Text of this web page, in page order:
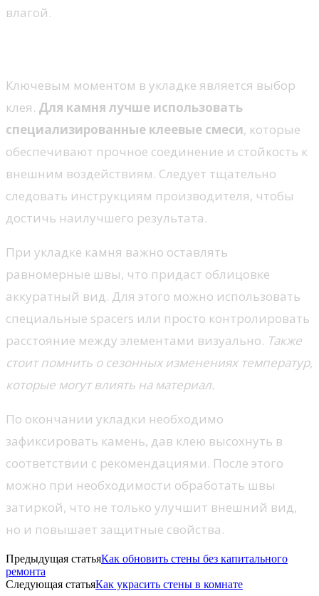
влагой.
Ключевым моментом в укладке является выбор
клея. Для камня лучше использовать
специализированные клеевые смеси, которые
обеспечивают прочное соединение и стойкость к
внешним воздействиям. Следует тщательно
следовать инструкциям производителя, чтобы
достичь наилучшего результата.
При укладке камня важно оставлять
равномерные швы, что придаст облицовке
аккуратный вид. Для этого можно использовать
специальные spacers или просто контролировать
расстояние между элементами визуально. Также
стоит помнить о сезонных изменениях температур,
которые могут влиять на материал.
По окончании укладки необходимо
зафиксировать камень, дав клею высохнуть в
соответствии с рекомендациями. После этого
можно при необходимости обработать швы
затиркой, что не только улучшит внешний вид,
но и повышает защитные свойства.
Предыдущая статьяКак обновить стены без капитального
ремонта
Следующая статьяКак украсить стены в комнате